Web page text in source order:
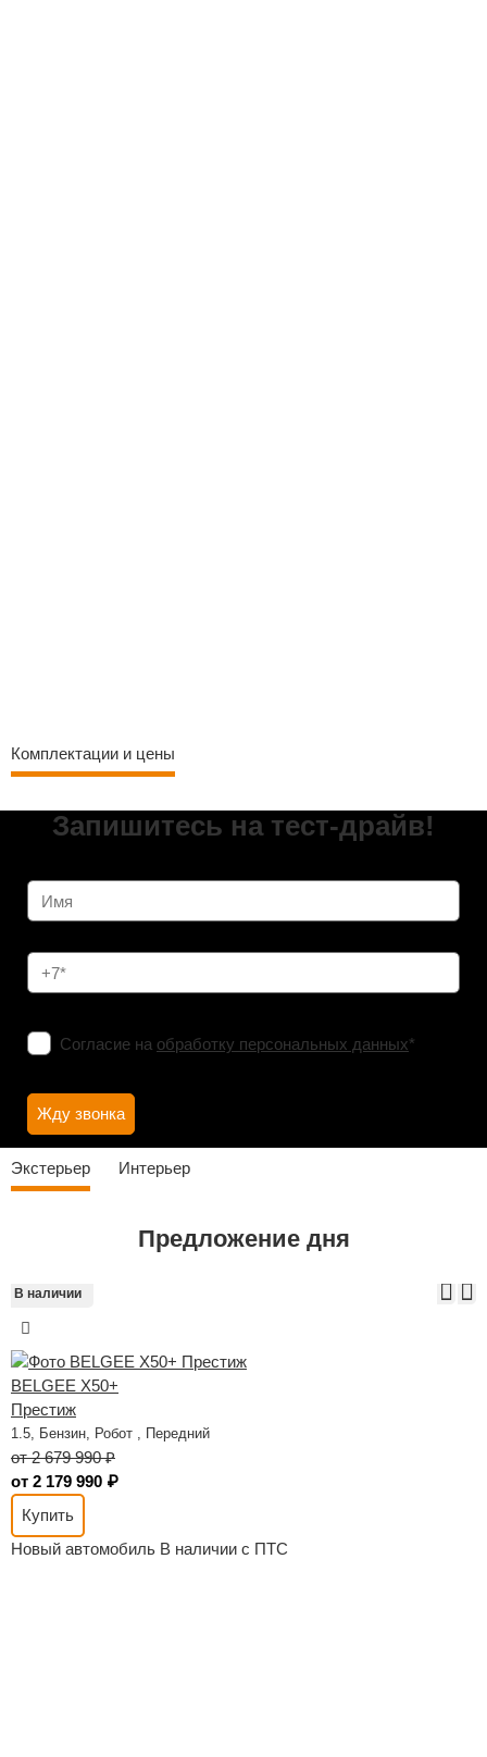
Комплектации и цены
Запишитесь на тест-драйв!
Согласие на обработку персональных данных*
Экстерьер Интерьер
Предложение дня
Акция!
В наличии
BELGEE X50+
Престиж
1.5, Бензин, Робот , Передний
от 2 679 990 ₽
от 2 179 990 ₽
Купить
Новый автомобиль В наличии с ПТС